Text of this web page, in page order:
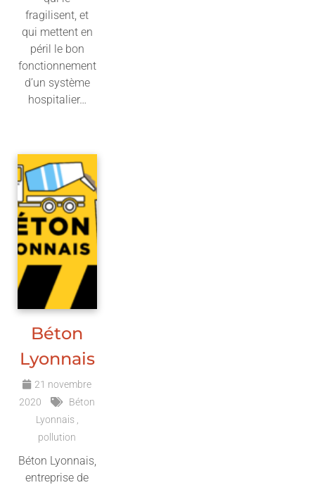
fragilisent, et
qui mettent en
péril le bon
fonctionnement
d’un système
hospitalier…
Béton
Lyonnais
21 novembre
2020
Béton
Lyonnais
pollution
Béton Lyonnais,
entreprise de